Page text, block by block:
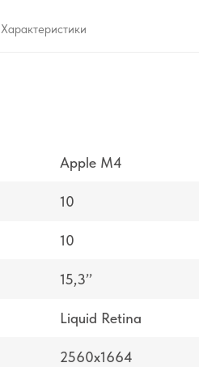
Характеристики
Apple M4
10
10
15,3’’
Liquid Retina
2560x1664